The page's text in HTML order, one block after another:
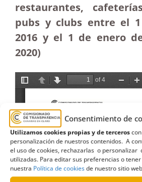
Consentimiento de
Utilizamos cookies propias y de terceros
personalización de nuestros contenidos. A
el uso de cookies, rechazarlas o personalizar
utilizadas. Para editar sus preferencias o
nuestra Política de cookiesde nuestro sitio
restaurantes,
pubs y clubs entre el
2016 y el 1 de enero
2020)